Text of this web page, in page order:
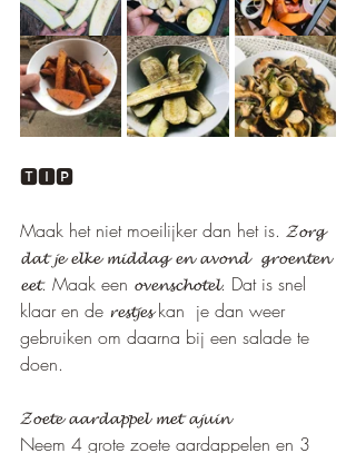
🆃🅸🅿
Maak het niet moeilijker dan het is. 𝓩𝓸𝓻𝓰
𝓭𝓪𝓽 𝓳𝓮 𝓮𝓵𝓴𝓮 𝓶𝓲𝓭𝓭𝓪𝓰 𝓮𝓷 𝓪𝓿𝓸𝓷𝓭  𝓰𝓻𝓸𝓮𝓷𝓽𝓮𝓷
𝓮𝓮𝓽. Maak een 𝓸𝓿𝓮𝓷𝓼𝓬𝓱𝓸𝓽𝓮𝓵. Dat is snel
klaar en de 𝓻𝓮𝓼𝓽𝓳𝓮𝓼 kan  je dan weer
gebruiken om daarna bij een salade te
doen.
𝓩𝓸𝓮𝓽𝓮 𝓪𝓪𝓻𝓭𝓪𝓹𝓹𝓮𝓵 𝓶𝓮𝓽 𝓪𝓳𝓾𝓲𝓷
Neem 4 grote zoete aardappelen en 3